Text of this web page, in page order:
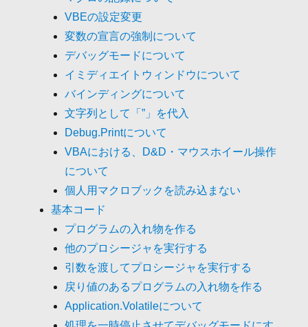
VBEの設定変更
変数の宣言の強制について
デバッグモードについて
イミディエイトウィンドウについて
バインディングについて
文字列として「”」を代入
Debug.Printについて
VBAにおける、D&D・マウスホイール操作
について
個人用マクロブックを読み込まない
基本コード
プログラムの入れ物を作る
他のプロシージャを実行する
引数を渡してプロシージャを実行する
戻り値のあるプログラムの入れ物を作る
Application.Volatileについて